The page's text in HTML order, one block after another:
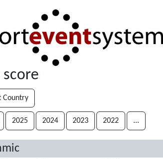
score
Country
2025 2024 2023 2022 ...